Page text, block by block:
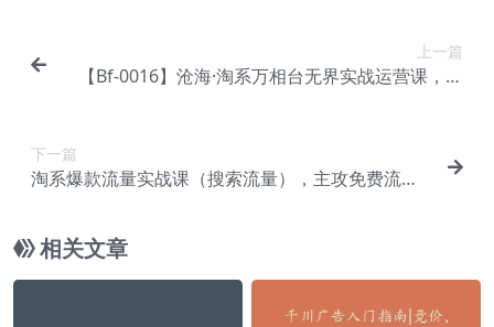
上一篇
【Bf-0016】沧海·淘系万相台无界实战运营课，万
下一篇
淘系爆款流量实战课（搜索流量），主攻免费流量
相关文章